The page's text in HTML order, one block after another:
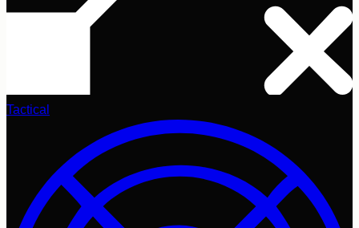
Tactical